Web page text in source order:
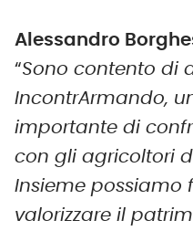
Alessandro
“Sono contento di
IncontrArmando,
importante di
con gli agricoltori
Insieme possiamo
valorizzare il